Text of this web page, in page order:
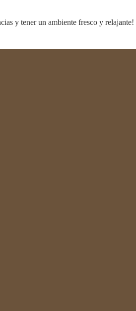
y tener un ambiente fresco y relajante!